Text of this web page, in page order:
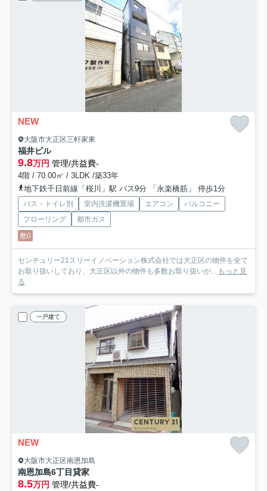
NEW
大阪市大正区三軒家東
福井ビル
9.8万円 管理/共益費-
4階 / 70.00㎡ / 3LDK /築33年
地下鉄千日前線「桜川」駅 バス9分 「永楽橋筋」 停歩1分
バス・トイレ別 室内洗濯機置場 エアコン
バルコニー
フローリング
都市ガス
敷0
センチュリー21スリーイノベーション株式会社では大正区の物件を全て
お取り扱いしており、大正区以外の物件も多数お取り扱いが... もっと見
る
一戸建て
NEW
大阪市大正区南恩加島
南恩加島6丁目貸家
8.5万円 管理/共益費-